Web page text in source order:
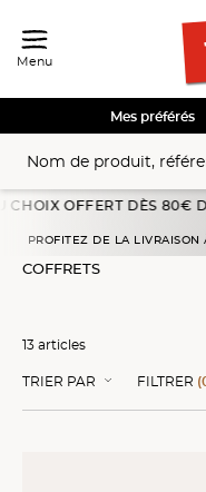
Menu Total de mes
Mes préférés
DÈS 80€ D’ACHAT !
PROFITEZ DE LA
COFFRETS
13 articles
TRIER PAR FILTRER